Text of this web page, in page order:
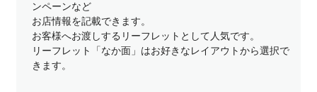
ンペーンなど
お店情報を記載できます。
お客様へお渡しするリーフレットとして人気です。
リーフレット「なか面」はお好きなレイアウトから選択で
きます。